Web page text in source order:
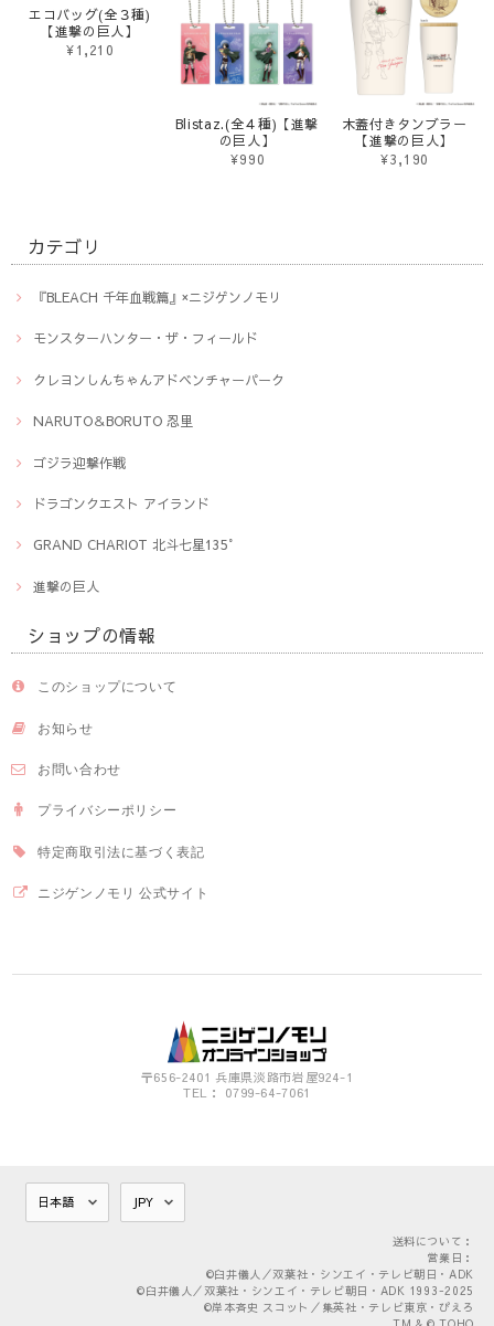
エコバッグ(全３種)
【進撃の巨人】
¥1,210
Blistaz.(全４種)【進撃
の巨人】
¥990
木蓋付きタンブラー
【進撃の巨人】
¥3,190
カテゴリ
『BLEACH 千年血戦篇』×ニジゲンノモリ
モンスターハンター・ザ・フィールド
クレヨンしんちゃんアドベンチャーパーク
NARUTO＆BORUTO 忍里
ゴジラ迎撃作戦
ドラゴンクエスト アイランド
GRAND CHARIOT 北斗七星135°
進撃の巨人
ショップの情報
このショップについて
お知らせ
お問い合わせ
プライバシーポリシー
特定商取引法に基づく表記
ニジゲンノモリ 公式サイト
〒656-2401 兵庫県淡路市岩屋924-1
TEL： 0799-64-7061
送料について：
営業日：
©臼井儀人／双葉社・シンエイ・テレビ朝日・ADK
©臼井儀人／双葉社・シンエイ・テレビ朝日・ADK 1993-2025
©岸本斉史 スコット／集英社・テレビ東京・ぴえろ